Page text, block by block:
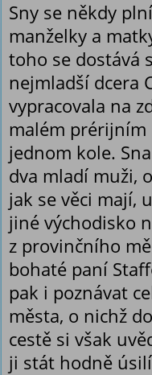
Sny se někdy
manželky a
toho se dostává
nejmladší dcera
vypracovala na
malém prérijním
jednom kole.
dva mladí muži,
jak se věci mají,
jiné východisko
z provinčního
bohaté paní
pak i poznávat
města, o nichž
cestě si však
ji stát hodně